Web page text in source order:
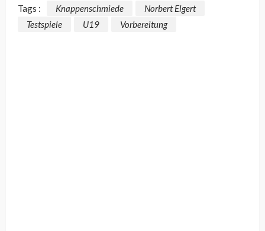
Tags : Knappenschmiede
Norbert Elgert
Testspiele
U19 Vorbereitung